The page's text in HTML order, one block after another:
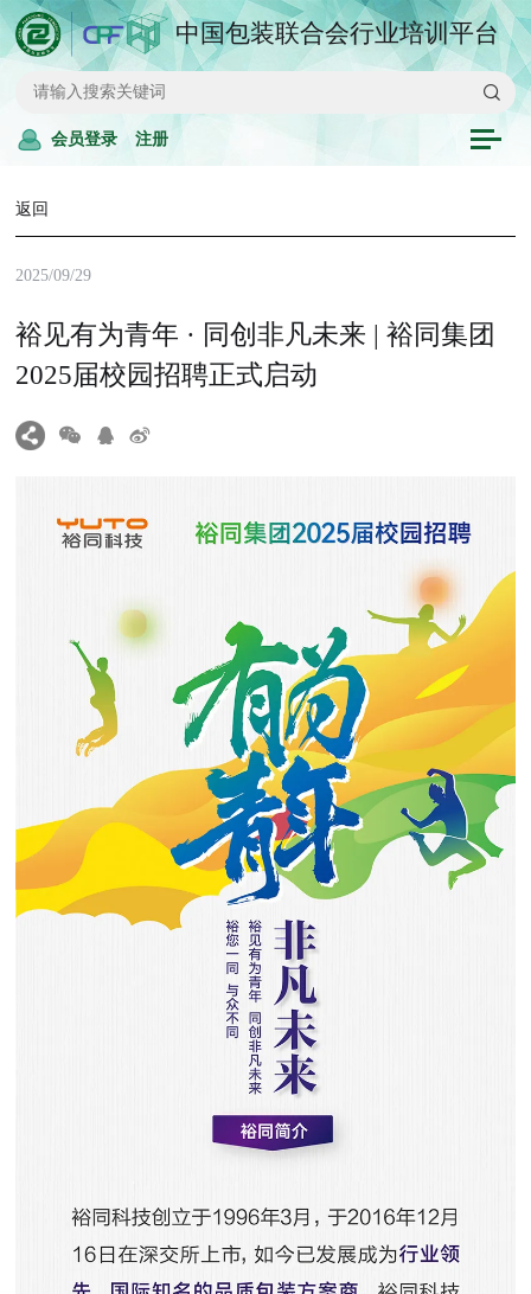
中国包装联合会行业培训平台
会员登录 注册
返回
2025/09/29
裕见有为青年 · 同创非凡未来 | 裕同集团
2025届校园招聘正式启动